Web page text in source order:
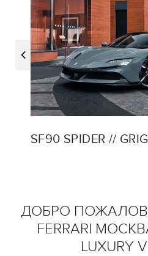
SF90 SPIDER //
ДОБРО
FERRARI
LUXURY